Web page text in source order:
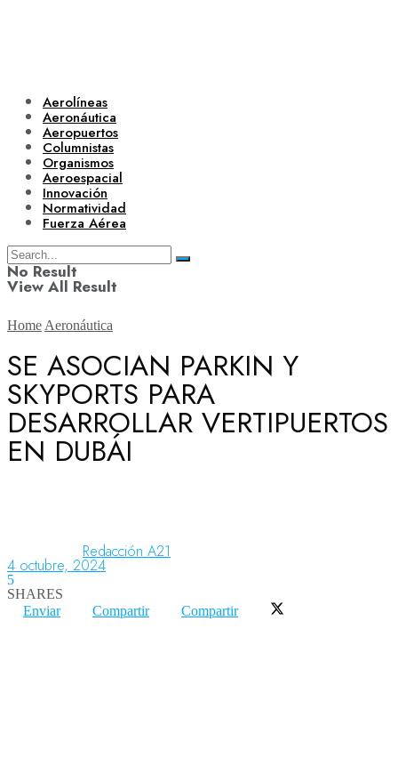
Aerolíneas
Aeronáutica
Aeropuertos
Columnistas
Organismos
Aeroespacial
Innovación
Normatividad
Fuerza Aérea
No Result
View All Result
Aerolíneas
Aeronáutica
Home Aeronáutica
SE ASOCIAN PARKIN Y
SKYPORTS PARA
DESARROLLAR VERTIPUERTOS
EN DUBÁI
Redacción A21
4 octubre, 2024
5
SHARES
Enviar
Compartir Compartir